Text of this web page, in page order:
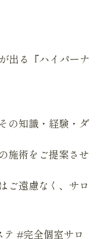
出る『ハイパーナ
の知識・経験・ダ
施術をご提案させ
ご遠慮なく、サロ
#完全個室サロ